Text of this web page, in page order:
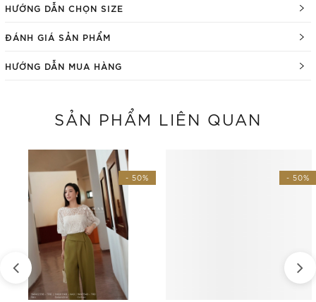
HƯỚNG DẪN CHỌN SIZE
ĐÁNH GIÁ SẢN PHẨM
HƯỚNG DẪN MUA HÀNG
SẢN PHẨM LIÊN QUAN
- 50% - 50%